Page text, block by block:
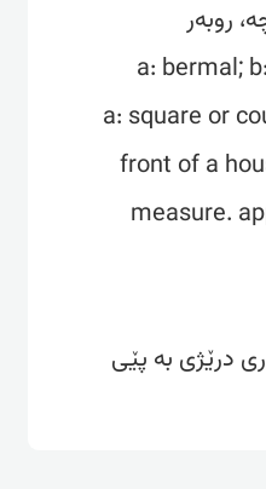
روبەر
a: bermal;
a: square or
front of a
measure.
درێژی بە پێی